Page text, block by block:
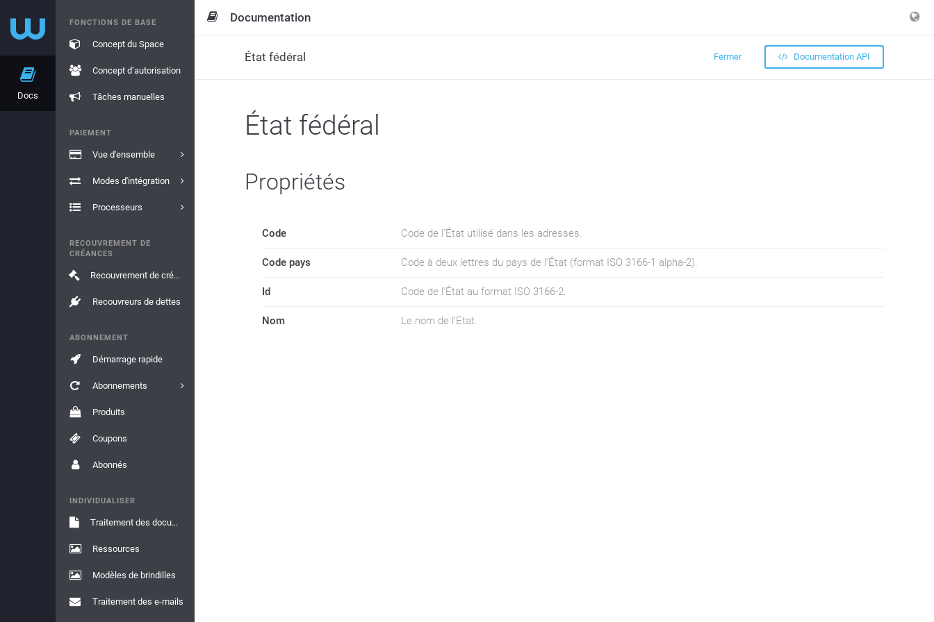
Docs
FONCTIONS DE BASE
Concept du Space
Concept d’autorisation
Tâches manuelles
PAIEMENT
Vue d'ensemble
Modes d'intégration
Processeurs
RECOUVREMENT DE
CRÉANCES
Recouvrement de créances
Recouvreurs de dettes
ABONNEMENT
Démarrage rapide
Abonnements
Produits
Coupons
Abonnés
INDIVIDUALISER
Traitement des documents
Ressources
Modèles de brindilles
Traitement des e-mails
Documentation
État fédéral Fermer Documentation API
État fédéral
Propriétés
Code Code de l'État utilisé dans les adresses.
Code pays Code à deux lettres du pays de l'État (format ISO 3166-1 alpha-2).
Id Code de l'État au format ISO 3166-2.
Nom Le nom de l'Etat.